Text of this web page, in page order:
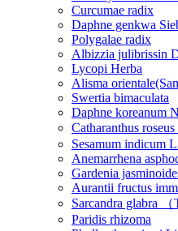
Curcumae radix
Daphne genkwa
Polygalae radix
Albizzia julibrissin
Lycopi Herba
Alisma
Swertia bimaculata
Daphne koreanum
Catharanthus
Sesamum indicum
Anemarrhena
Gardenia
Aurantii fructus
Sarcandra glabra
Paridis rhizoma